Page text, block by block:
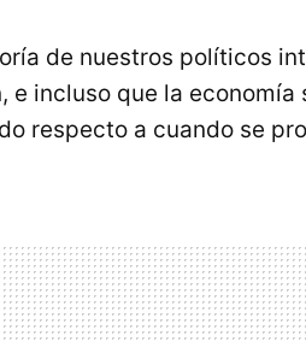
de nuestros políticos
e incluso que la
respecto a cuando se